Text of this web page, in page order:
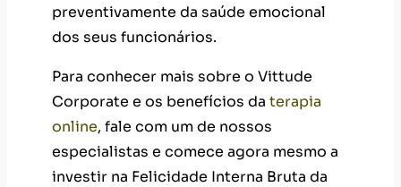
preventivamente da saúde emocional
dos seus funcionários.
Para conhecer mais sobre o Vittude
Corporate e os benefícios da terapia
online, fale com um de nossos
especialistas e comece agora mesmo a
investir na Felicidade Interna Bruta da